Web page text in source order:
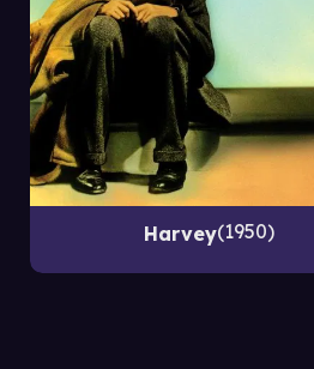
Harvey 1950